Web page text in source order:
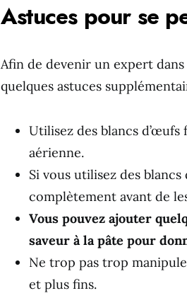
Astuces pour se
Afin de devenir un expert
quelques astuces
Utilisez des blancs
aérienne.
Si vous utilisez des
complètement avant de
Vous pouvez ajouter
saveur à la pâte pour
Ne trop pas trop
et plus fins.